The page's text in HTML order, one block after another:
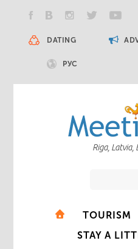
DATING
РУС
Riga, Latvia,
TOURISM
STAY A